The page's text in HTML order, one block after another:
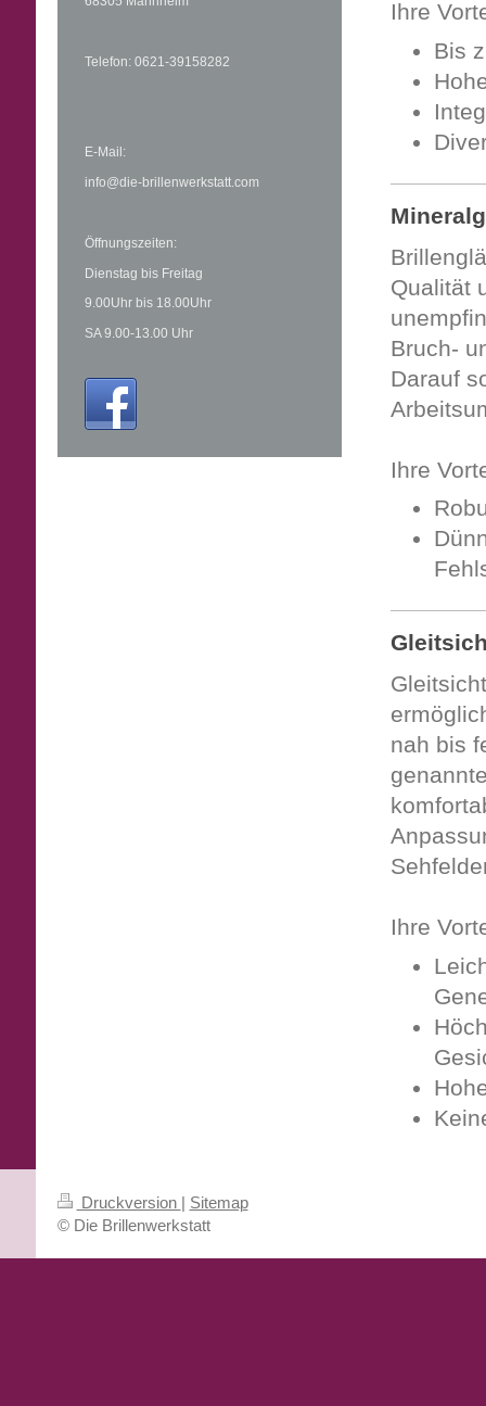
Ihre
Bis
Qualität
Bruch-
Darauf
Ihre
nah bis
Ihre
Telefon: 0621-39158282
E-Mail:
info@die-brillenwerkstatt.com
Öffnungszeiten:
Dienstag bis Freitag
9.00Uhr bis 18.00Uhr
SA 9.00-13.00 Uhr
Druckversion | Sitemap
© Die Brillenwerkstatt